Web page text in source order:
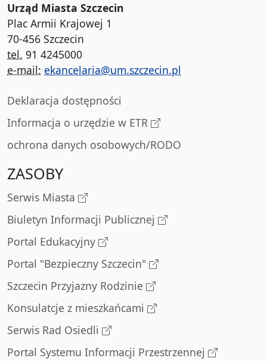
Urząd Miasta Szczecin
Plac Armii Krajowej 1
70-456 Szczecin
tel. 91 4245000
e-mail: ekancelaria@um.szczecin.pl
Deklaracja dostępności
Informacja o urzędzie w ETR
ochrona danych osobowych/RODO
ZASOBY
Serwis Miasta
Biuletyn Informacji Publicznej
Portal Edukacyjny
Portal "Bezpieczny Szczecin"
Szczecin Przyjazny Rodzinie
Konsulatcje z mieszkańcami
Serwis Rad Osiedli
Portal Systemu Informacji Przestrzennej